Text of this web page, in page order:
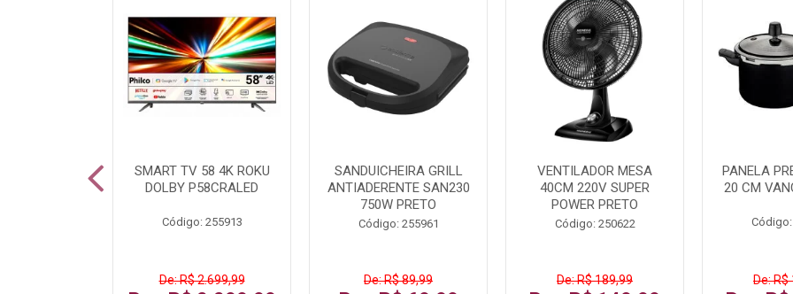
SMART TV 58 4K ROKU
DOLBY P58CRALED
Código: 255913
De: R$ 2.699,99
SANDUICHEIRA GRILL
ANTIADERENTE SAN230
750W PRETO
Código: 255961
De: R$ 89,99
VENTILADOR MESA
40CM 220V SUPER
POWER PRETO
Código: 250622
De: R$ 189,99
PANELA
20 CM
De: R$